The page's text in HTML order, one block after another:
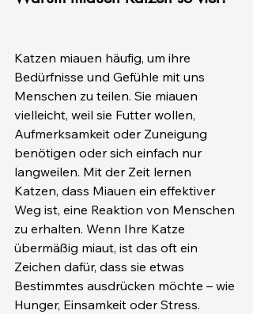
Katzen miauen häufig, um ihre
Bedürfnisse und Gefühle mit uns
Menschen zu teilen. Sie miauen
vielleicht, weil sie Futter wollen,
Aufmerksamkeit oder Zuneigung
benötigen oder sich einfach nur
langweilen. Mit der Zeit lernen
Katzen, dass Miauen ein effektiver
Weg ist, eine Reaktion von Menschen
zu erhalten. Wenn Ihre Katze
übermäßig miaut, ist das oft ein
Zeichen dafür, dass sie etwas
Bestimmtes ausdrücken möchte – wie
Hunger, Einsamkeit oder Stress.